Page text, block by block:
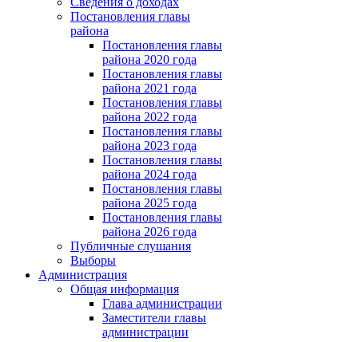
Постановления главы
района
Постановления главы
района 2020 года
Постановления главы
района 2021 года
Постановления главы
района 2022 года
Постановления главы
района 2023 года
Постановления главы
района 2024 года
Постановления главы
района 2025 года
Постановления главы
района 2026 года
Публичные слушания
Выборы
Администрация
Общая информация
Глава администрации
Заместители главы
администрации